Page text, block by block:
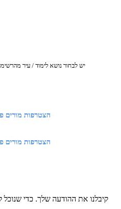
*יש לבחור נושא לימוד / עיר
הצטרפות מורים
הצטרפות מורים
קיבלנו את ההודעה שלך. כדי